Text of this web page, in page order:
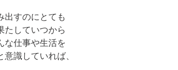
出すのにとても
たしていつから
な仕事や生活を
識していれば、